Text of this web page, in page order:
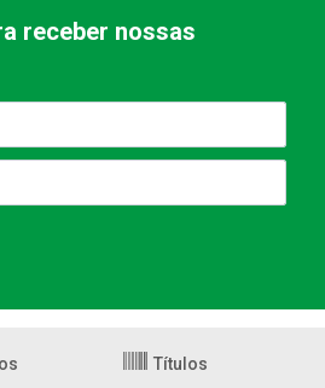
receber nossas
Títulos